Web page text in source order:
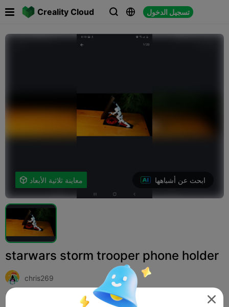
Creality Cloud   تسجيل الدخول
 
 معاينة ثلاثية الأبعاد ابحث عن أشباهها
starwars storm trooper phone holder
chris269
